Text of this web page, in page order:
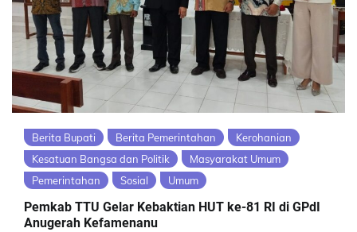
Berita Bupati Berita Pemerintahan
Kerohanian
Kesatuan Bangsa dan Politik
Masyarakat Umum
Pemerintahan
Sosial Umum
Pemkab TTU Gelar Kebaktian HUT ke-81 RI di GPdI
Anugerah Kefamenanu